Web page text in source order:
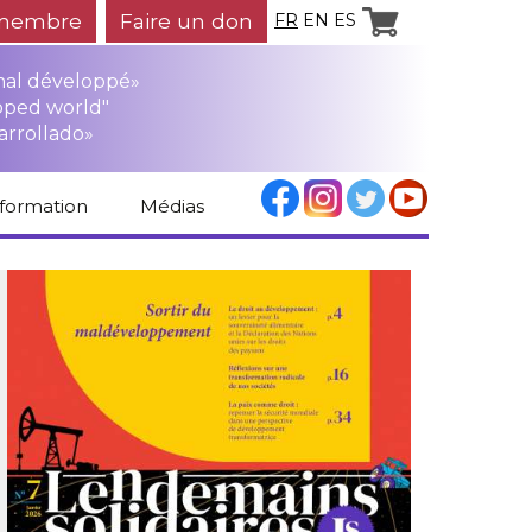
Faire un don FR EN ES
développé»
world"
Médias
Revue de presse